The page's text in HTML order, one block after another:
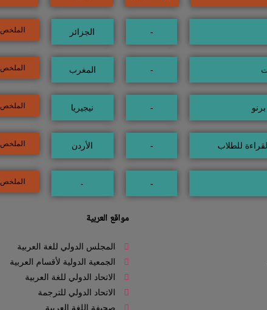
- الجزائر الملخص PDF
- المغرب الملخص PDF
- نيجيريا الملخص PDF
للطلاب - الأردن الملخص PDF
-
- الملخص PDF
مواقع العربية
المجلس الدولي للغة العربية
الجمعية الدولية لأقسام العربية
الاتحاد الدولي للغة العربية
الاتحاد الدولي للترجمة
صحيفة اللغة العربية